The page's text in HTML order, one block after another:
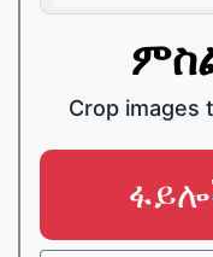
Crop images